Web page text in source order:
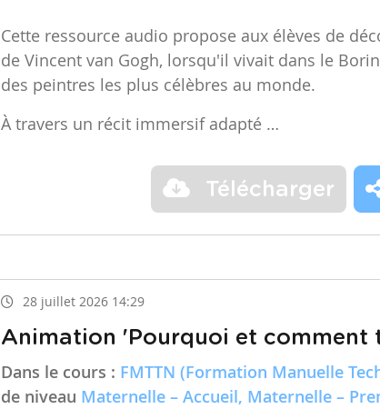
Cette ressource audio propose aux élèves de
de Vincent van Gogh, lorsqu'il vivait dans le
des peintres les plus célèbres au monde.
À travers un récit immersif adapté …
Télécharger
28 juillet 2026 14:29
Animation 'Pourquoi et comment
Dans le cours : FMTTN (Formation Manuelle
de niveau Maternelle – Accueil, Maternelle –